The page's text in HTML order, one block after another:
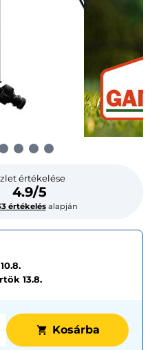
értékelése
4.9/5
értékelésalapján
13.8.
Kosárba